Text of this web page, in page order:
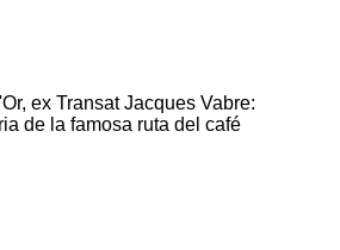
ex Transat Jacques Vabre:
de la famosa ruta del café